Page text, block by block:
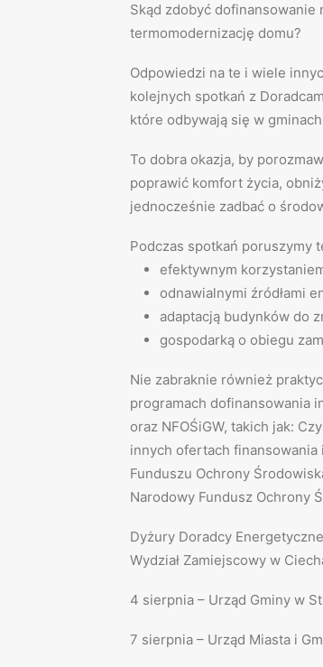
Skąd zdobyć dofinansowanie
termomodernizację domu?
Odpowiedzi na te i wiele
kolejnych spotkań z
które odbywają się w
To dobra okazja, by
poprawić komfort życia,
jednocześnie zadbać o
Podczas spotkań poruszymy
efektywnym
odnawialnymi źródłami
adaptacją budynków do
gospodarką o obiegu
Nie zabraknie również
programach dofinansowania
oraz NFOŚiGW, takich jak:
innych ofertach
Funduszu Ochrony
Narodowy Fundusz Ochrony
Dyżury Doradcy
Wydział Zamiejscowy w
4 sierpnia – Urząd Gminy w
7 sierpnia – Urząd Miasta i